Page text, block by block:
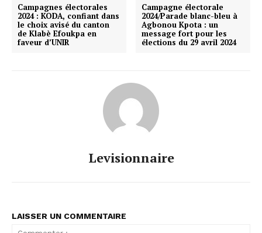
Campagnes électorales
2024 : KODA, confiant dans
le choix avisé du canton
de Klabè Efoukpa en
faveur d’UNIR
Campagne électorale
2024/Parade blanc-bleu à
Agbonou Kpota : un
message fort pour les
élections du 29 avril 2024
Levisionnaire
LAISSER UN COMMENTAIRE